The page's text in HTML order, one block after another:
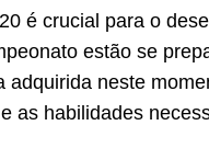
é crucial para o
estão se
neste
as habilidades